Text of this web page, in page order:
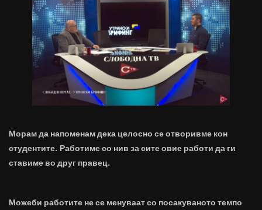
Морам да напоменам дека целосно се отворивме кон
студентите. Работиме со нив за сите овие работи да ги
ставиме во друг правец.
Можеби работите не се менуваат со посакуваното темпо